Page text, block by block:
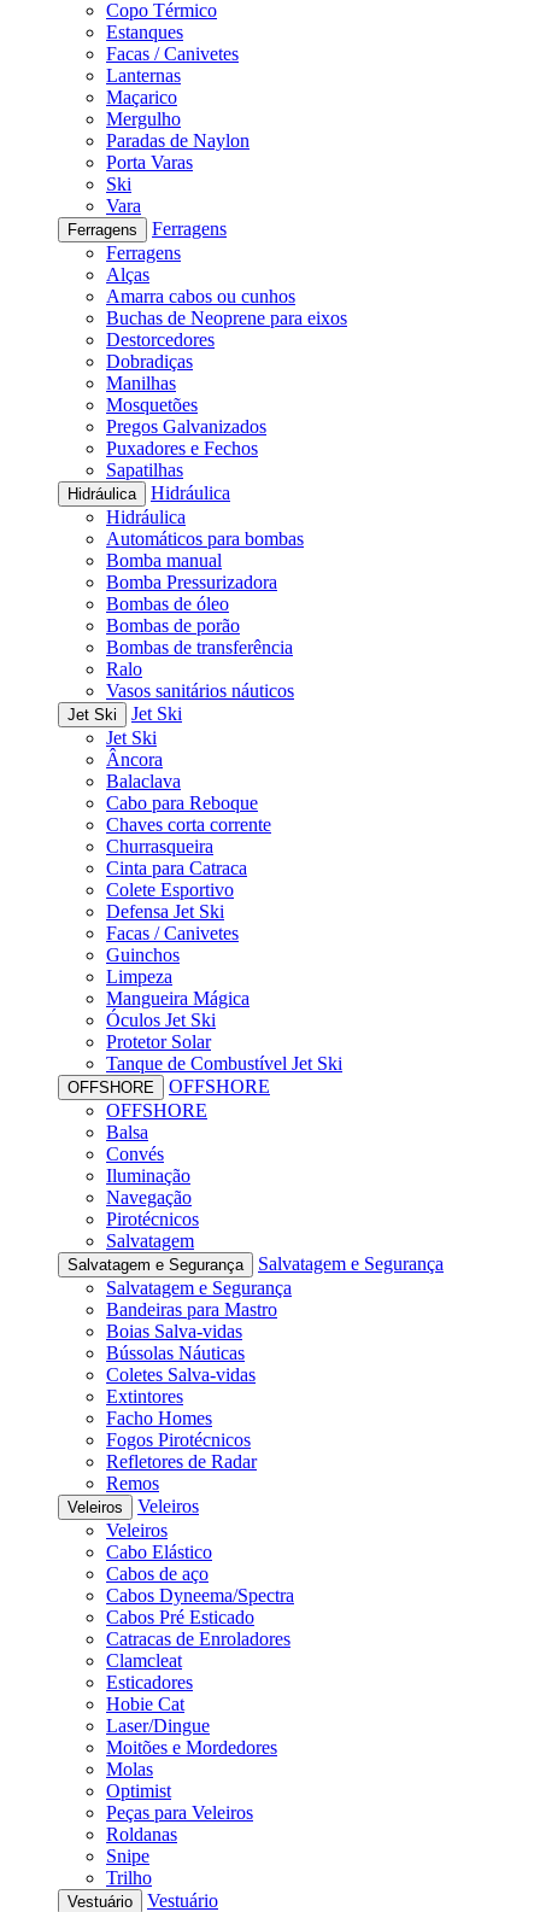
Copo Térmico
Estanques
Facas / Canivetes
Lanternas
Maçarico
Mergulho
Paradas de Naylon
Porta Varas
Ski
Vara
Ferragens
Ferragens
Ferragens
Alças
Amarra cabos ou cunhos
Buchas de Neoprene para eixos
Destorcedores
Dobradiças
Manilhas
Mosquetões
Pregos Galvanizados
Puxadores e Fechos
Sapatilhas
Hidráulica
Hidráulica
Hidráulica
Automáticos para bombas
Bomba manual
Bomba Pressurizadora
Bombas de óleo
Bombas de porão
Bombas de transferência
Ralo
Vasos sanitários náuticos
Jet Ski
Jet Ski
Jet Ski
Âncora
Balaclava
Cabo para Reboque
Chaves corta corrente
Churrasqueira
Cinta para Catraca
Colete Esportivo
Defensa Jet Ski
Facas / Canivetes
Guinchos
Limpeza
Mangueira Mágica
Óculos Jet Ski
Protetor Solar
Tanque de Combustível Jet Ski
OFFSHORE
OFFSHORE
OFFSHORE
Balsa
Convés
Iluminação
Navegação
Pirotécnicos
Salvatagem
Salvatagem e Segurança
Salvatagem e Segurança
Salvatagem e Segurança
Bandeiras para Mastro
Boias Salva-vidas
Bússolas Náuticas
Coletes Salva-vidas
Extintores
Facho Homes
Fogos Pirotécnicos
Refletores de Radar
Remos
Veleiros
Veleiros
Veleiros
Cabo Elástico
Cabos de aço
Cabos Dyneema/Spectra
Cabos Pré Esticado
Catracas de Enroladores
Clamcleat
Esticadores
Hobie Cat
Laser/Dingue
Moitões e Mordedores
Molas
Optimist
Peças para Veleiros
Roldanas
Snipe
Trilho
Vestuário
Vestuário